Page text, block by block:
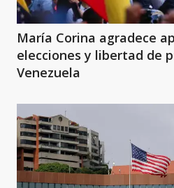
María Corina agradece
elecciones y libertad de
Venezuela